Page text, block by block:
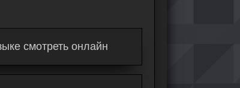
смотреть онлайн